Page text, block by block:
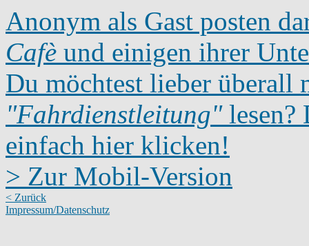
Anonym als Gast posten
Cafè und einigen ihrer
Du möchtest lieber überall
"Fahrdienstleitung"lesen?
einfach hier klicken!
> Zur Mobil-Version
< Zurück
Impressum/Datenschutz